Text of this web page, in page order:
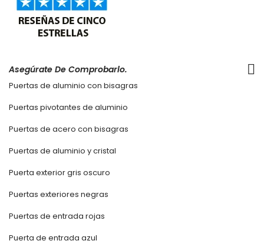
Asegúrate De Comprobarlo.
Puertas de aluminio con bisagras
Puertas pivotantes de aluminio
Puertas de acero con bisagras
Puertas de aluminio y cristal
Puerta exterior gris oscuro
Puertas exteriores negras
Puertas de entrada rojas
Puerta de entrada azul